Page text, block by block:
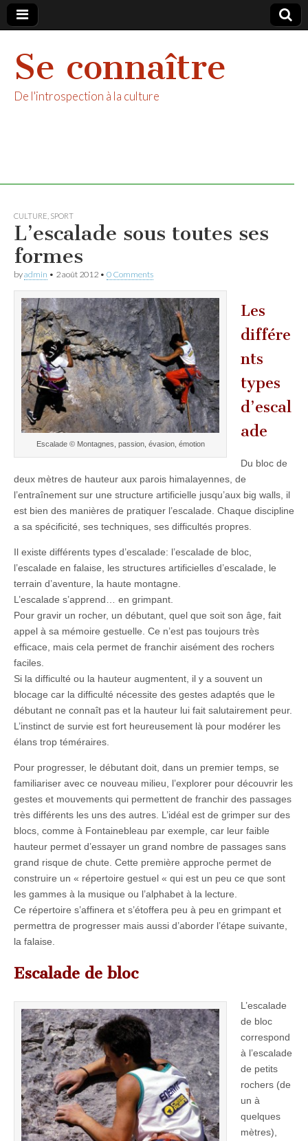
Se connaître
De l'introspection à la culture
CULTURE SPORT
L’escalade sous toutes ses
formes
byadmin • 2 août 2012 • 0 Comments
Escalade © Montagnes, passion, évasion, émotion
Les
différe
nts
types
d’escal
ade
Du bloc de
deux mètres de hauteur aux parois himalayennes, de
l’entraînement sur une structure artificielle jusqu’aux big walls, il
est bien des manières de pratiquer l’escalade. Chaque discipline
a sa spécificité, ses techniques, ses difficultés propres.
Il existe différents types d’escalade: l’escalade de bloc,
l’escalade en falaise, les structures artificielles d’escalade, le
terrain d’aventure, la haute montagne.
L’escalade s’apprend… en grimpant.
Pour gravir un rocher, un débutant, quel que soit son âge, fait
appel à sa mémoire gestuelle. Ce n’est pas toujours très
efficace, mais cela permet de franchir aisément des rochers
faciles.
Si la difficulté ou la hauteur augmentent, il y a souvent un
blocage car la difficulté nécessite des gestes adaptés que le
débutant ne connaît pas et la hauteur lui fait salutairement peur.
L’instinct de survie est fort heureusement là pour modérer les
élans trop téméraires.
Pour progresser, le débutant doit, dans un premier temps, se
familiariser avec ce nouveau milieu, l’explorer pour découvrir les
gestes et mouvements qui permettent de franchir des passages
très différents les uns des autres. L’idéal est de grimper sur des
blocs, comme à Fontainebleau par exemple, car leur faible
hauteur permet d’essayer un grand nombre de passages sans
grand risque de chute. Cette première approche permet de
construire un « répertoire gestuel « qui est un peu ce que sont
les gammes à la musique ou l’alphabet à la lecture.
Ce répertoire s’affinera et s’étoffera peu à peu en grimpant et
permettra de progresser mais aussi d’aborder l’étape suivante,
la falaise.
Escalade de bloc
L’escalade
de bloc
correspond
à l’escalade
de petits
rochers (de
un à
quelques
mètres),